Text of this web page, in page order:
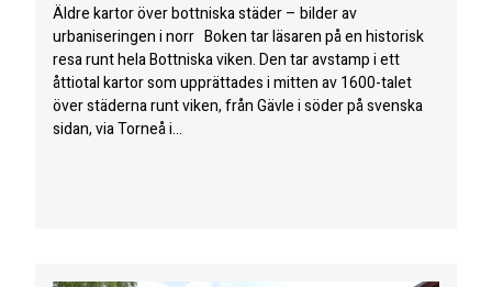
Äldre kartor över bottniska städer – bilder av
urbaniseringen i norr Boken tar läsaren på en historisk
resa runt hela Bottniska viken. Den tar avstamp i ett
åttiotal kartor som upprättades i mitten av 1600-talet
över städerna runt viken, från Gävle i söder på svenska
sidan, via Torneå i...